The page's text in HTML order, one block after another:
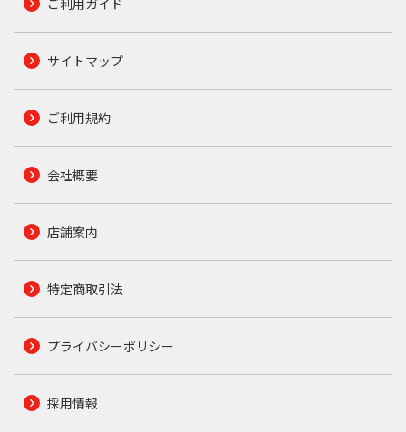
サイトマップ
ご利用規約
会社概要
店舗案内
特定商取引法
プライバシーポリシー
採用情報